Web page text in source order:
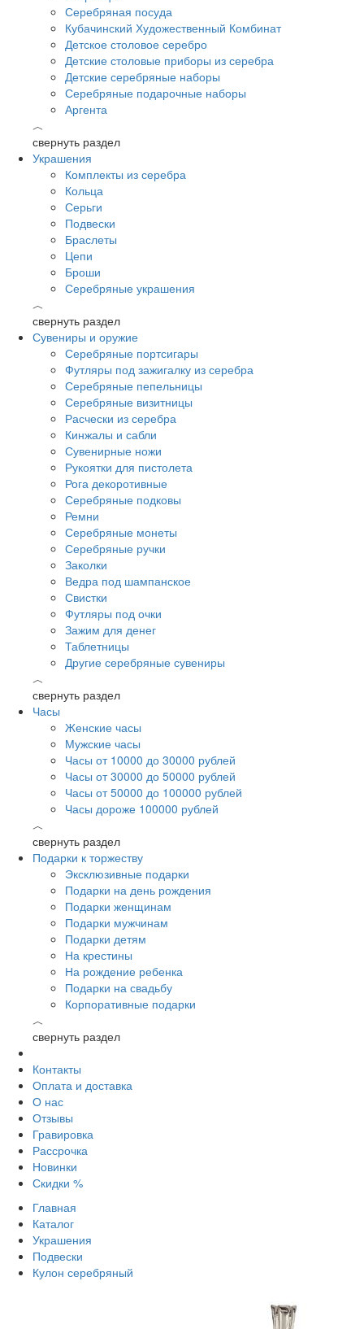
Серебряная посуда
Кубачинский Художественный Комбинат
Детское столовое серебро
Детские столовые приборы из серебра
Детские серебряные наборы
Серебряные подарочные наборы
Аргента
︿
свернуть раздел
Украшения
Комплекты из серебра
Кольца
Серьги
Подвески
Браслеты
Цепи
Броши
Серебряные украшения
︿
свернуть раздел
Сувениры и оружие
Серебряные портсигары
Футляры под зажигалку из серебра
Серебряные пепельницы
Серебряные визитницы
Расчески из серебра
Кинжалы и сабли
Сувенирные ножи
Рукоятки для пистолета
Рога декоротивные
Серебряные подковы
Ремни
Серебряные монеты
Серебряные ручки
Заколки
Ведра под шампанское
Свистки
Футляры под очки
Зажим для денег
Таблетницы
Другие серебряные сувениры
︿
свернуть раздел
Часы
Женские часы
Мужские часы
Часы от 10000 до 30000 рублей
Часы от 30000 до 50000 рублей
Часы от 50000 до 100000 рублей
Часы дороже 100000 рублей
︿
свернуть раздел
Подарки к торжеству
Эксклюзивные подарки
Подарки на день рождения
Подарки женщинам
Подарки мужчинам
Подарки детям
На крестины
На рождение ребенка
Подарки на свадьбу
Корпоративные подарки
︿
свернуть раздел
Контакты
Оплата и доставка
О нас
Отзывы
Гравировка
Рассрочка
Новинки
Скидки %
Главная
Каталог
Украшения
Подвески
Кулон серебряный